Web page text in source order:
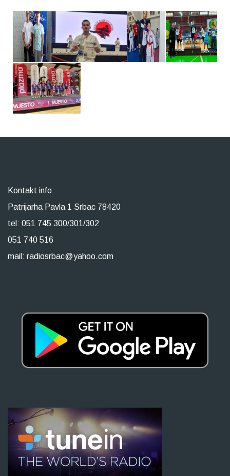
Kontakt info:
Patrijarha Pavla 1 Srbac 78420
tel: 051 745 300/301/302
051 740 516
mail: radiosrbac@yahoo.com